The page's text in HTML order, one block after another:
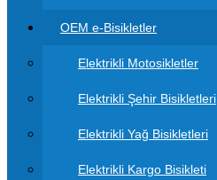
OEM e-Bisikletler
Elektrikli Motosikletler
Elektrikli Şehir Bisikletleri
Elektrikli Yağ Bisikletleri
Elektrikli Kargo Bisikleti